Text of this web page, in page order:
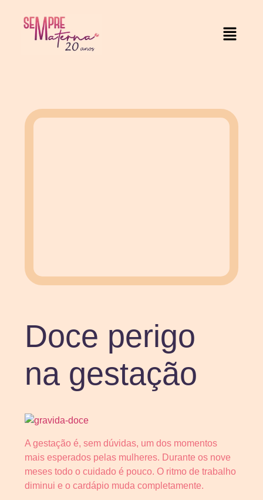
Doce perigo
na gestação
A gestação é, sem dúvidas, um dos momentos
mais esperados pelas mulheres. Durante os nove
meses todo o cuidado é pouco. O ritmo de trabalho
diminui e o cardápio muda completamente.